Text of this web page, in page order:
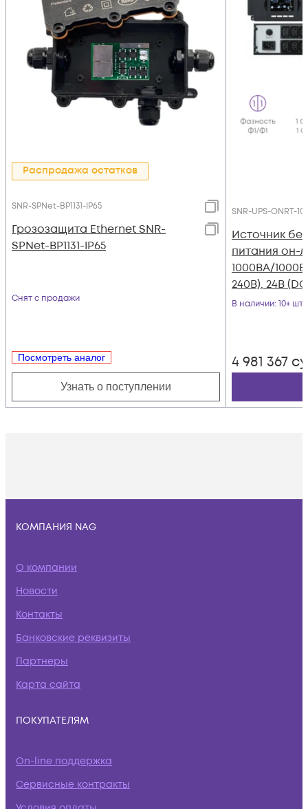
Распродажа остатков
SNR-SPNet-BP1131-IP65
Грозозащита Ethernet SNR-
SPNet-BP1131-IP65
Снят с продажи
Посмотреть аналог
Узнать о поступлении
SNR-UPS-ONRT-
Источник
питания он-
1000ВА/
240В), 24В
В наличии: 10+ шт
4 981 367
КОМПАНИЯ NAG
О компании
Новости
Контакты
Банковские реквизиты
Партнеры
Карта сайта
ПОКУПАТЕЛЯМ
On-line поддержка
Сервисные контракты